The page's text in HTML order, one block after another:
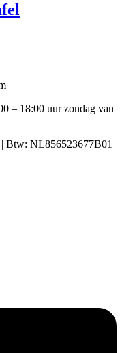
– 18:00 uur zondag van
Btw: NL856523677B01